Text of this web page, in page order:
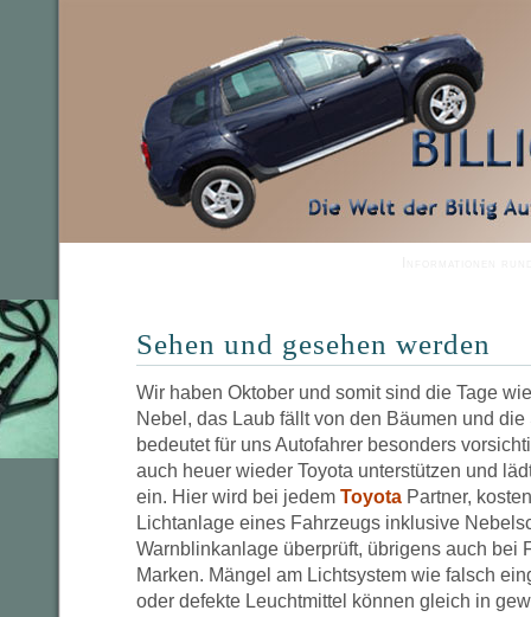
Sehen und gesehen werden
Wir haben Oktober und somit sind die Tage
Nebel, das Laub fällt von den Bäumen und
bedeutet für uns Autofahrer besonders
auch heuer wieder Toyota unterstützen und
ein. Hier wird bei jedem Toyota Partner,
Lichtanlage eines Fahrzeugs inklusive
Warnblinkanlage überprüft, übrigens auch bei
Marken. Mängel am Lichtsystem wie falsch
oder defekte Leuchtmittel können gleich in